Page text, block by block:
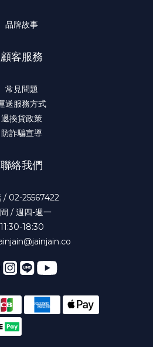
品牌故事
顧客服務
常見問題
送服務方式
退換貨政策
防詐騙宣導
聯絡我們
/ 02-25567422
/ 週四-週一
11:30-18:30